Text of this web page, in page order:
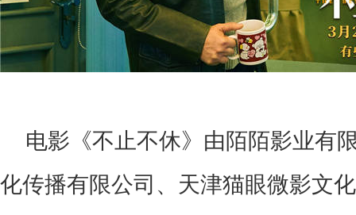
电影《不止不休》由陌陌影业有
化传播有限公司、天津猫眼微影文